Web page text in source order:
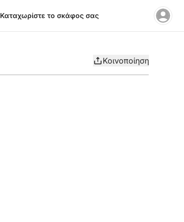
Καταχωρίστε το σκάφος σας
Κοινοποίηση